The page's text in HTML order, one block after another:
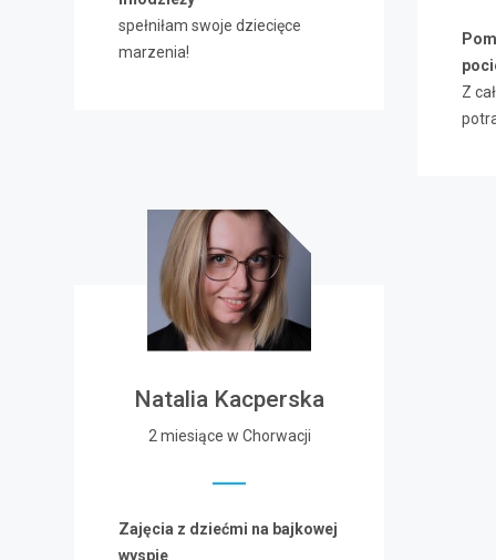
spełniłam swoje dziecięce
marzenia!
Z
Natalia Kacperska
2 miesiące w Chorwacji
Zajęcia z dziećmi na bajkowej
wyspie